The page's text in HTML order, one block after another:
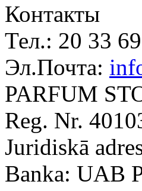
Контакты
Тел.: 20 33
Эл.Почта:
PARFUM
Reg. Nr.
Juridiskā
Banka: UAB